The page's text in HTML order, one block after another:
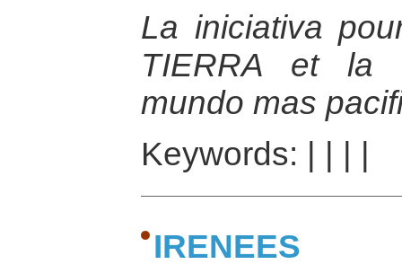
La iniciativa
TIERRA et la
mundo mas
Keywords:
IRENEES